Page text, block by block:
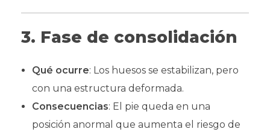
3. Fase de consolidación
Qué ocurre: Los huesos se estabilizan, pero
con una estructura deformada.
Consecuencias: El pie queda en una
posición anormal que aumenta el riesgo de